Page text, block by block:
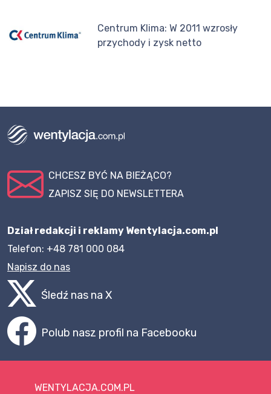
Centrum Klima: W 2011 wzrosły
przychody i zysk netto
CHCESZ BYĆ NA BIEŻĄCO?
ZAPISZ SIĘ DO NEWSLETTERA
Dział redakcji i reklamy Wentylacja.com.pl
Telefon: +48 781 000 084
Napisz do nas
Śledź nas na X
Polub nasz profil na Facebooku
WENTYLACJA.COM.PL